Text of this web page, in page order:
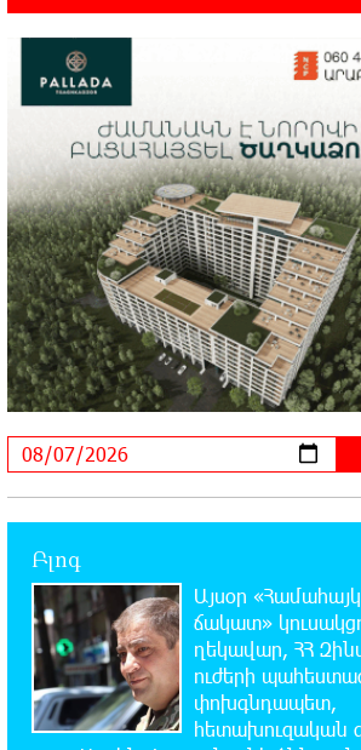
շրջանում արմատից փտած
հերթական ծառն է տապալվել
22:19:14 6-08-2026
Իրանը և Օմանը
փոխել Հորմուզի նեղուցի
նավագնացության կառուցվածքը
22:00:57 6-08-2026
8-ամյա Մոնթե
Սյունե Քոսակյանը
են Արարատի գագաթը
21:41:25 6-08-2026
Վթար Լոռու մարզում․
փրկարարները վարորդին
բերել արգելափակումից
21:23:57 6-08-2026
Երևանում երթուղիների
փոփոխություն կլինի
Բլոգ
Այսօր
ճակատ»
ղեկավար, ՀՀ
ուժերի
փոխգնդապետ,
հետախուզական